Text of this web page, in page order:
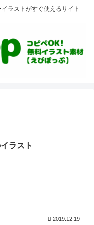
トがすぐ使えるサイト
ラスト
2019.12.19